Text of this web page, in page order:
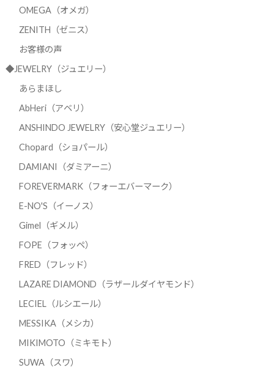
OMEGA（オメガ）
ZENITH（ゼニス）
お客様の声
◆JEWELRY（ジュエリー）
あらまほし
AbHeri（アベリ）
ANSHINDO JEWELRY（安心堂ジュエリー）
Chopard（ショパール）
DAMIANI（ダミアーニ）
FOREVERMARK（フォーエバーマーク）
E-NO'S（イーノス）
Gimel（ギメル）
FOPE（フォッペ）
FRED（フレッド）
LAZARE DIAMOND（ラザールダイヤモンド）
LECIEL（ルシエール）
MESSIKA（メシカ）
MIKIMOTO（ミキモト）
SUWA（スワ）